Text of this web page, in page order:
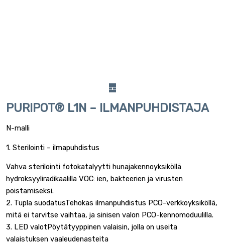
PURIPOT® L1N – ILMANPUHDISTAJA
N-malli
1. Sterilointi – ilmapuhdistus
Vahva sterilointi fotokatalyytti hunajakennoyksiköllä
hydroksyyliradikaalilla VOC: ien, bakteerien ja virusten
poistamiseksi.
2. Tupla suodatusTehokas ilmanpuhdistus PCO-verkkoyksiköllä,
mitä ei tarvitse vaihtaa, ja sinisen valon PCO-kennomoduulilla.
3. LED valotPöytätyyppinen valaisin, jolla on useita
valaistuksen vaaleudenasteita